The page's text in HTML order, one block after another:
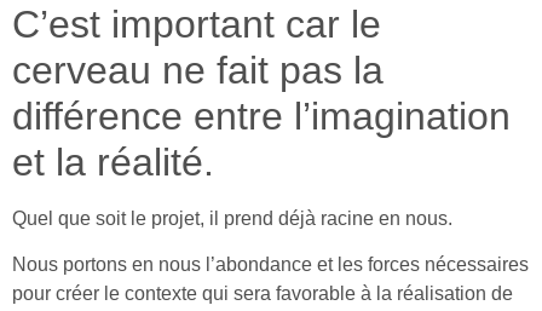
C’est important car le
cerveau ne fait pas la
différence entre l’imagination
et la réalité.
Quel que soit le projet, il prend déjà racine en nous.
Nous portons en nous l’abondance et les forces nécessaires
pour créer le contexte qui sera favorable à la réalisation de